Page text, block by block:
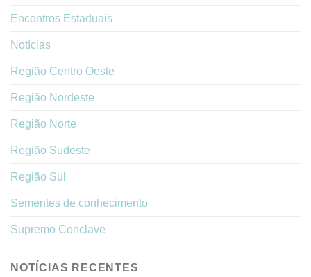
Encontros Estaduais
Notícias
Região Centro Oeste
Região Nordeste
Região Norte
Região Sudeste
Região Sul
Sementes de conhecimento
Supremo Conclave
NOTÍCIAS RECENTES